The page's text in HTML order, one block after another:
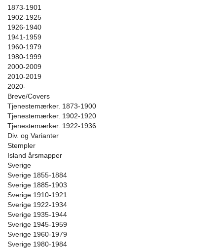
1873-1901
1902-1925
1926-1940
1941-1959
1960-1979
1980-1999
2000-2009
2010-2019
2020-
Breve/Covers
Tjenestemærker. 1873-1900
Tjenestemærker. 1902-1920
Tjenestemærker. 1922-1936
Div. og Varianter
Stempler
Island årsmapper
Sverige
Sverige 1855-1884
Sverige 1885-1903
Sverige 1910-1921
Sverige 1922-1934
Sverige 1935-1944
Sverige 1945-1959
Sverige 1960-1979
Sverige 1980-1984